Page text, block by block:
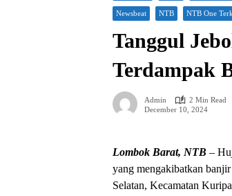
Newsbeat NTB NTB One
Tanggul
Terdampak
Admin
2 Min Read
December 10, 2024
Lombok Barat, NTB –
yang mengakibatkan
Selatan, Kecamatan